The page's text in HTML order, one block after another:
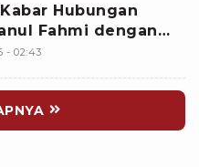
Hubungan
Fahmi dengan
- 02:43